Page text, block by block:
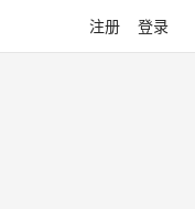
注册 登录